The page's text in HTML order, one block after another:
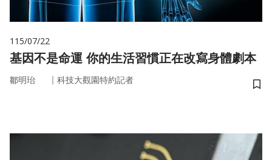
115/07/22
基因不是命運 你的生活習慣正在改寫身體劇本
鄒明珆 ｜ 科技大觀園特約記者
儲